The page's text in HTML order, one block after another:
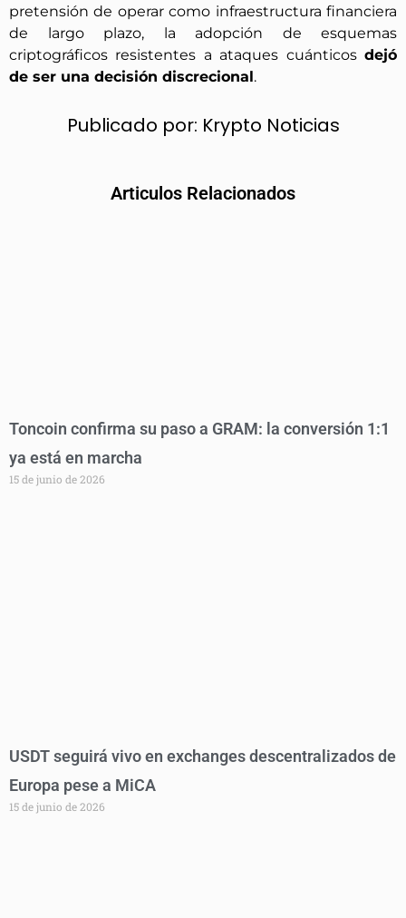
pretensión de operar como infraestructura financiera
de largo plazo, la adopción de esquemas
criptográficos resistentes a ataques cuánticos dejó
de ser una decisión discrecional.
Publicado por: Krypto Noticias
Articulos Relacionados
Toncoin confirma su paso a GRAM: la conversión 1:1
ya está en marcha
15 de junio de 2026
USDT seguirá vivo en exchanges descentralizados de
Europa pese a MiCA
15 de junio de 2026